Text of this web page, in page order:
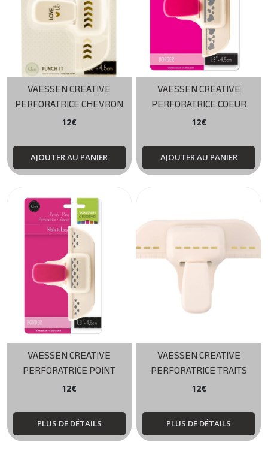
VAESSEN CREATIVE
PERFORATRICE CHEVRON
12€
AJOUTER AU PANIER
VAESSEN CREATIVE
PERFORATRICE COEUR
12€
AJOUTER AU PANIER
VAESSEN CREATIVE
PERFORATRICE POINT
12€
PLUS DE DÉTAILS
VAESSEN CREATIVE
PERFORATRICE TRAITS
12€
PLUS DE DÉTAILS